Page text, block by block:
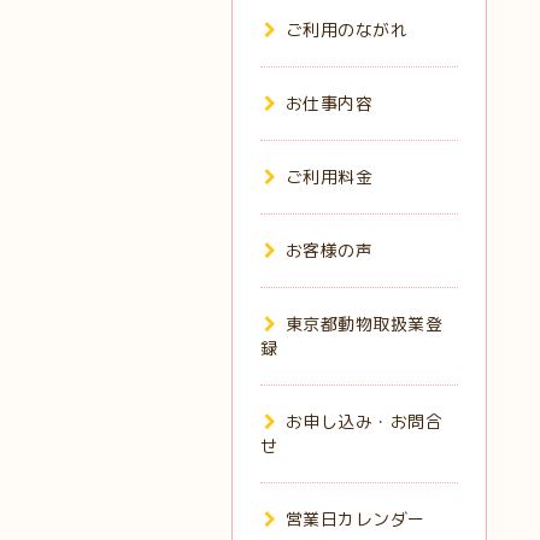
ご利用のながれ
お仕事内容
ご利用料金
お客様の声
東京都動物取扱業登
録
お申し込み・お問合
せ
営業日カレンダー